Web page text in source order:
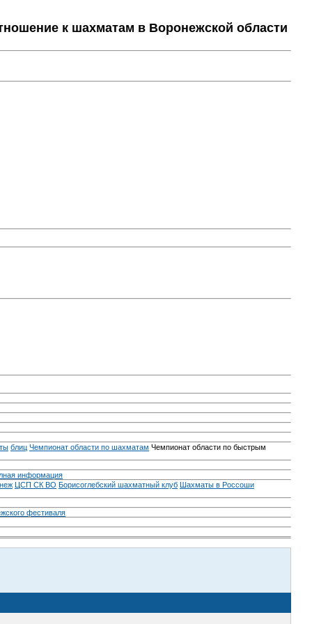
к шахматам в Воронежской области
блиц Чемпионат области по шахматам Чемпионат области по быстрым
информация
ЦСП СК ВО Борисоглебский шахматный клуб Шахматы в Россоши
фестиваля